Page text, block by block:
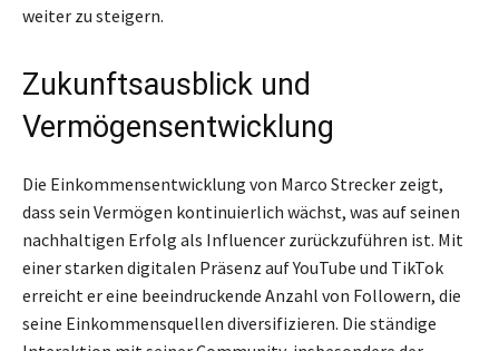
weiter zu steigern.
Zukunftsausblick und
Vermögensentwicklung
Die Einkommensentwicklung von Marco Strecker zeigt,
dass sein Vermögen kontinuierlich wächst, was auf seinen
nachhaltigen Erfolg als Influencer zurückzuführen ist. Mit
einer starken digitalen Präsenz auf YouTube und TikTok
erreicht er eine beeindruckende Anzahl von Followern, die
seine Einkommensquellen diversifizieren. Die ständige